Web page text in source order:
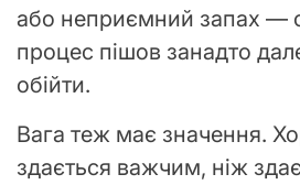
або неприємний запах —
процес пішов занадто
обійти.
Вага теж має значення.
здається важчим, ніж